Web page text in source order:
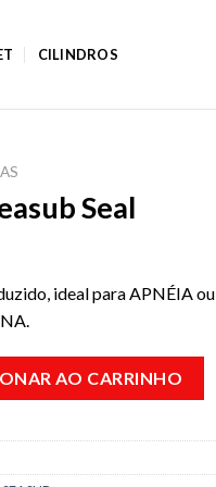
CILINDROS
Seal
ideal para APNÉIA ou
AO CARRINHO